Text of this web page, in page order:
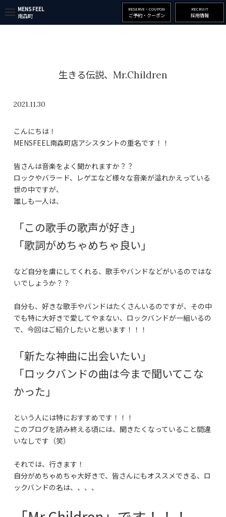
MENS FEEL
南森町
RESERVE・COUPON
ご予約・クーポン
RECRUIT
採用情報
生きる伝説、Mr.Children
2021.11.30
こんにちは！
MENSFEEL南森町店アシスタントの重名です！！
皆さんは音楽をよく聞かれますか？？
ロックやバラード、レゲエなど様々な音楽が溢れかえっている
世の中ですが、
誰しも一人は、
「この歌手の歌声が好き」
「歌詞がめちゃめちゃ良い」
など自分を虜にしてくれる、歌手やバンドなどがいるのではな
いでしょうか？？
自分も、好きな歌手やバンドはたくさんいるのですが、その中
でも特に大好きで愛してやまない、ロックバンドが一組いるの
で、今回はご紹介したいと思います！！！
「新たな神曲に出会いたい」
「ロックバンドの曲は今まで聞いてこな
かった」
という人には特におすすめです！！！
このブログを読み終える頃には、聞きたくなっていること間違
いなしです（笑）
それでは、行きます！
自分がめちゃめちゃ大好きで、皆さんにもオススメできる、ロ
ックバンドの名は、、、、
t
g